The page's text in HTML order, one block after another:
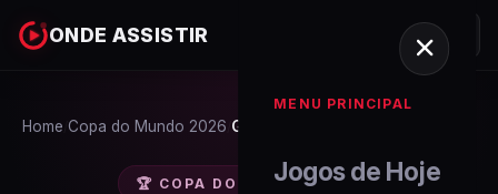
ONDE ASSISTIR
MENU PRINCIPAL
Jogos de Hoje
Home Copa do Mundo 2026 Grupo J
🏆 COPA DO MUNDO 2026